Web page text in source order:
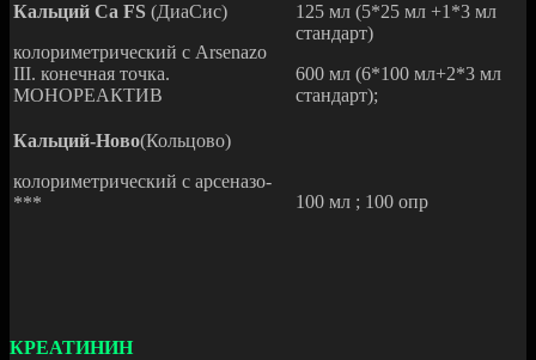
Кальций Са FS (ДиаСис)
колориметрический с Arsenazo
III. конечная точка.
МОНОРЕАКТИВ
125 мл (5*25 мл +1*3 мл
стандарт)
600 мл (6*100 мл+2*3 мл
стандарт);
Кальций-Ново(Кольцово)
колориметрический с арсеназо-
***
100 мл ; 100 опр
КРЕАТИНИН